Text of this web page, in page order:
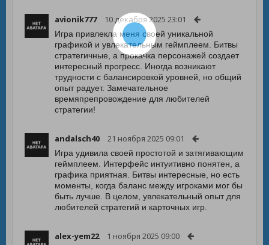
avionik777 10 декабря 2025 23:01
Игра привлекла меня своей уникальной
графикой и увлекательным геймплеем. Битвы
стратегичные, а прокачка персонажей создает
интересный прогресс. Иногда возникают
трудности с балансировкой уровней, но общий
опыт радует. Замечательное
времяпрепровождение для любителей
стратегии!
andalsch40 21 ноября 2025 09:01
Игра удивила своей простотой и затягивающим
геймплеем. Интерфейс интуитивно понятен, а
графика приятная. Битвы интересные, но есть
моменты, когда баланс между игроками мог бы
быть лучше. В целом, увлекательный опыт для
любителей стратегий и карточных игр.
alex-yem22 1 ноября 2025 09:00